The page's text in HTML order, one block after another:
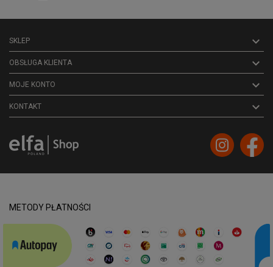
SKLEP 
OBSŁUGA KLIENTA 
MOJE KONTO 
KONTAKT keyboard_arrow_down
METODY PŁATNOŚCI